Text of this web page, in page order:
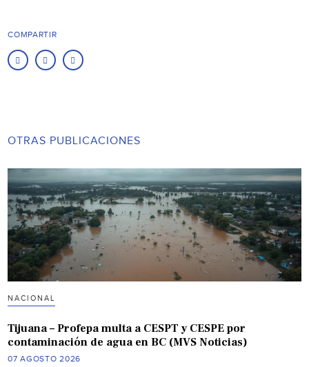
COMPARTIR
OTRAS PUBLICACIONES
NACIONAL
Tijuana – Profepa multa a CESPT y CESPE por
contaminación de agua en BC (MVS Noticias)
07 AGOSTO 2026